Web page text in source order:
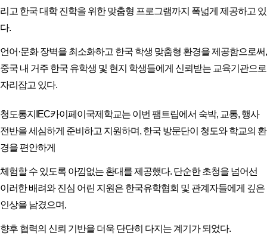
리고 한국 대학 진학을 위한 맞춤형 프로그램까지 폭넓게 제공하고 있
다.
언어·문화 장벽을 최소화하고 한국 학생 맞춤형 환경을 제공함으로써,
중국 내 거주 한국 유학생 및 현지 학생들에게 신뢰받는 교육기관으로
자리잡고 있다.
청도통지IEC카이페이국제학교는 이번 팸트립에서 숙박, 교통, 행사
전반을 세심하게 준비하고 지원하며, 한국 방문단이 청도와 학교의 환
경을 편안하게
체험할 수 있도록 아낌없는 환대를 제공했다. 단순한 초청을 넘어선
이러한 배려와 진심 어린 지원은 한국유학협회 및 관계자들에게 깊은
인상을 남겼으며,
향후 협력의 신뢰 기반을 더욱 단단히 다지는 계기가 되었다.